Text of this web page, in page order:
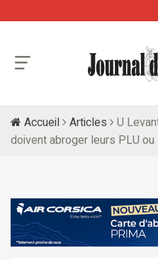
Accueil Articles
U
doivent abroger leurs PLU